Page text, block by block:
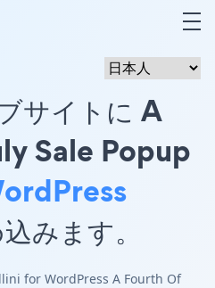
サイトに A
Sale Popup
みます。
for WordPress A Fourth Of